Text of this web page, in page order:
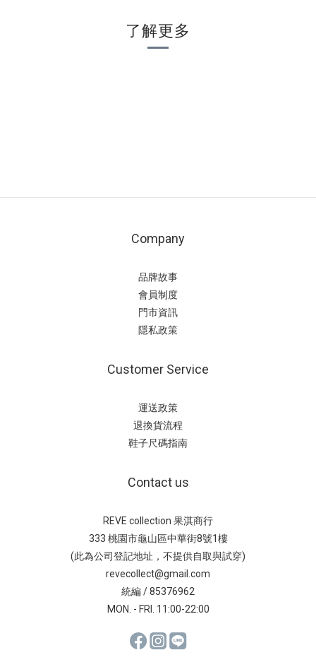
了解更多
Company
品牌故事
會員制度
門市資訊
隱私政策
Customer Service
運送政策
退換貨流程
鞋子尺碼指南
Contact us
REVE collection 果淇商行
333 桃園市龜山區中華街8號1樓
(此為公司登記地址，不提供自取與試穿)
revecollect@gmail.com
統編 / 85376962
MON. - FRI. 11:00-22:00